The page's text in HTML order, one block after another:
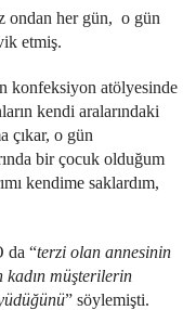
ondan her gün, o gün
etmiş.
konfeksiyon atölyesinde
kendi aralarındaki
çıkar, o gün
bir çocuk olduğum
kendime saklardım,
da “terzi olan annesinin
kadın müşterilerin
” söylemişti.